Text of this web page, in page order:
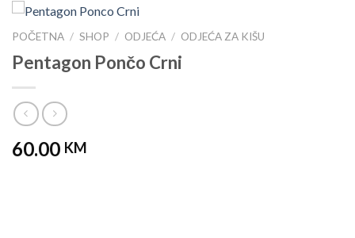
POČETNA / SHOP / ODJEĆA / ODJEĆA ZA KIŠU
Pentagon Pončo Crni
60.00 KM